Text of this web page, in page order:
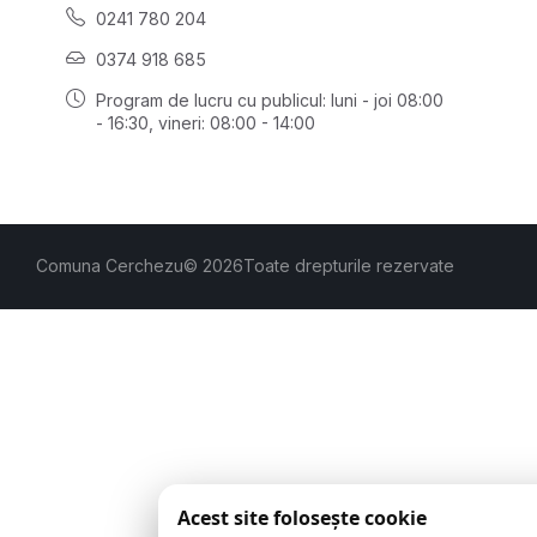
0241 780 204
0374 918 685
Program de lucru cu publicul: luni - joi 08:00
- 16:30 , vineri: 08:00 - 14:00
Comuna Cerchezu© 2026Toate drepturile rezervate
Acest site folosește cookie